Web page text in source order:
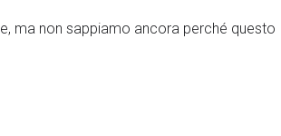
ma non sappiamo ancora perché questo